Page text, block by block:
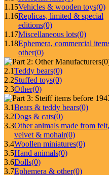
1.15Vehicles & wooden toys(0)
1.16Replicas, limited & special
editions(0)
1.17Miscellaneous lots(0)
1.18Ephemera, commercial
other(0)
2.1Teddy bears(0)
2.2Stuffed toys(0)
2.3Other(0)
3.1Bears & teddy bears(0)
3.2Dogs & cats(0)
3.3Other animals made from felt,
velvet & mohair(0)
3.4Woollen miniatures(0)
3.5Hand animals(0)
3.6Dolls(0)
3.7Ephemera & other(0)